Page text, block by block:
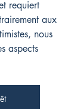
requiert
aux
nous
aspects